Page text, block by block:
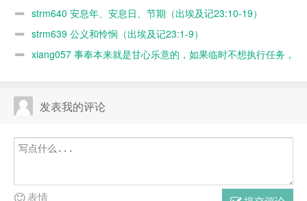
strm640 安息年、安息日、节期（出埃及记23:10-19）
strm639 公义和怜悯（出埃及记23:1-9）
xiang057 事奉本来就是甘心乐意的，如果临时不想执行任务，
发表我的评论
表情